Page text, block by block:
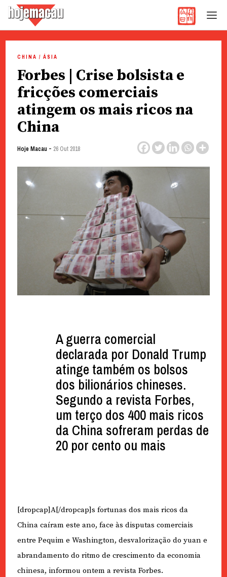
content
CHINA / ÁSIA
Forbes | Crise bolsista e
fricções comerciais
atingem os mais ricos na
China
Hoje Macau - 26 Out 2018
A guerra comercial
declarada por Donald Trump
atinge também os bolsos
dos bilionários chineses.
Segundo a revista Forbes,
um terço dos 400 mais ricos
da China sofreram perdas de
20 por cento ou mais
[dropcap]A[/dropcap]s fortunas dos mais ricos da
China caíram este ano, face às disputas comerciais
entre Pequim e Washington, desvalorização do yuan e
abrandamento do ritmo de crescimento da economia
chinesa, informou ontem a revista Forbes.